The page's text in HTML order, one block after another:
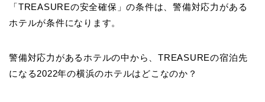
「TREASUREの安全確保」の条件は、警備対応力がある
ホテルが条件になります。
警備対応力があるホテルの中から、TREASUREの宿泊先
になる2022年の横浜のホテルはどこなのか？